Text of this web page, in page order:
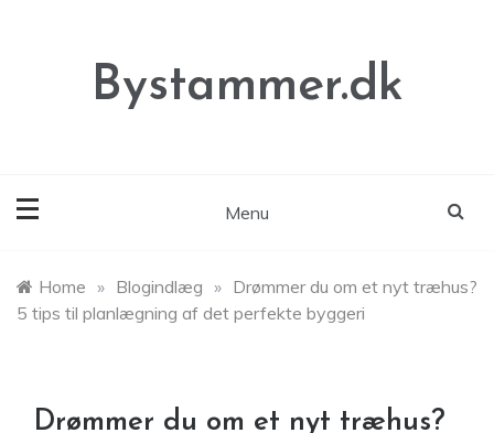
Bystammer.dk
Menu
Home » Blogindlæg » Drømmer du om et nyt træhus?
5 tips til planlægning af det perfekte byggeri
Drømmer du om et nyt træhus?